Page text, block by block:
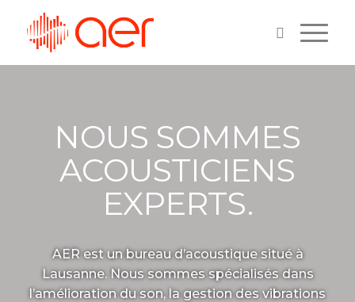
NOUS SOMMES
ACOUSTICIENS
EXPERTS.
AER est un bureau d’acoustique situé à
Lausanne. Nous sommes spécialisés dans
l’amélioration du son, la gestion des vibrations